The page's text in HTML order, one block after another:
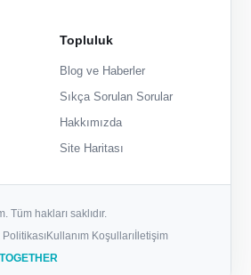
Topluluk
Blog ve Haberler
Sıkça Sorulan Sorular
Hakkımızda
Site Haritası
Tüm hakları saklıdır.
Kullanım Koşulları İletişim
TOGETHER